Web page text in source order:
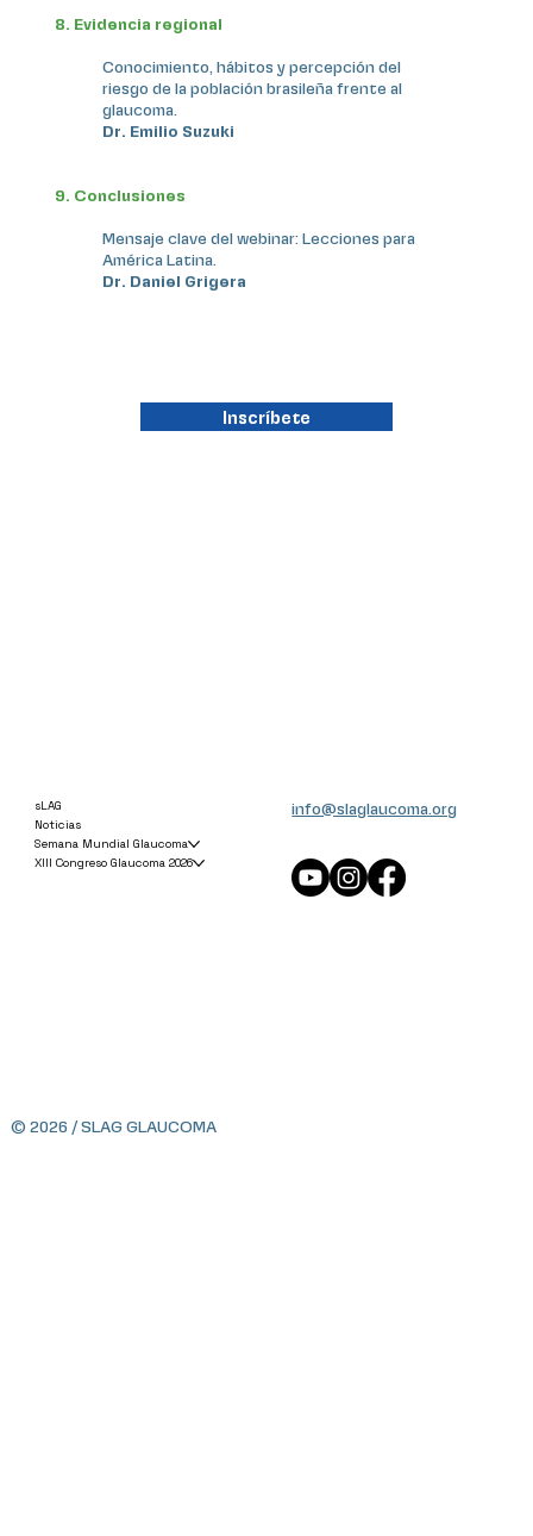
8. Evidencia regional
Conocimiento, hábitos y percepción del
riesgo de la población brasileña frente al
glaucoma.
Dr. Emilio Suzuki
9. Conclusiones
Mensaje clave del webinar: Lecciones para
América Latina.
Dr. Daniel Grigera
Inscríbete
sLAG
Noticias
Semana Mundial Glaucoma
XIII Congreso Glaucoma 2026
info@slaglaucoma.org
© 2026 / SLAG GLAUCOMA